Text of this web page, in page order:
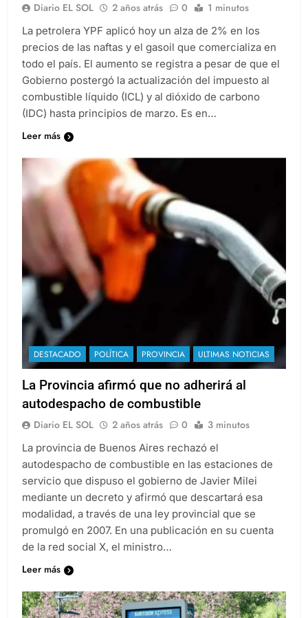
Diario EL SOL 2 años atrás 0 1 minutos
La petrolera YPF aplicó hoy un alza de 2% en los
precios de las naftas y el gasoil que comercializa en
todo el país. El aumento se registra a pesar de que el
Gobierno postergó la actualización del impuesto al
combustible líquido (ICL) y al dióxido de carbono
(IDC) hasta principios de marzo. Es en…
Leer más
DESTACADO POLÍTICA PROVINCIA ULTIMAS NOTICIAS
La Provincia afirmó que no adherirá al
autodespacho de combustible
Diario EL SOL 2 años atrás 0 3 minutos
La provincia de Buenos Aires rechazó el
autodespacho de combustible en las estaciones de
servicio que dispuso el gobierno de Javier Milei
mediante un decreto y afirmó que descartará esa
modalidad, a través de una ley provincial que se
promulgó en 2007. En una publicación en su cuenta
de la red social X, el ministro…
Leer más